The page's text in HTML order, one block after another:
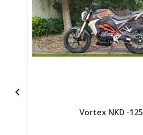
Vortex NKD -125